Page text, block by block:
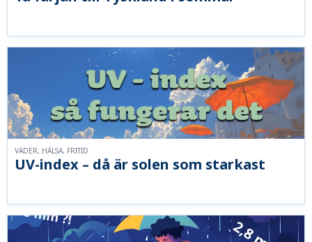
UV-index – då är solen som starkast
VÄDER, HÄLSA, FRITID